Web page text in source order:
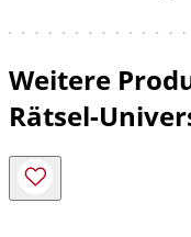
Weitere
Rätsel-